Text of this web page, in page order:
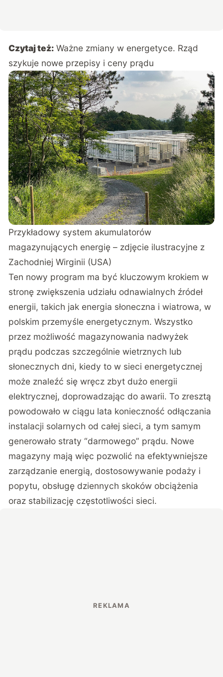
Czytaj też: Ważne zmiany w energetyce. Rząd
szykuje nowe przepisy i ceny prądu
Przykładowy system akumulatorów
magazynujących energię – zdjęcie ilustracyjne z
Zachodniej Wirginii (USA)
Ten nowy program ma być kluczowym krokiem w
stronę zwiększenia udziału odnawialnych źródeł
energii, takich jak energia słoneczna i wiatrowa, w
polskim przemyśle energetycznym. Wszystko
przez możliwość magazynowania nadwyżek
prądu podczas szczególnie wietrznych lub
słonecznych dni, kiedy to w sieci energetycznej
może znaleźć się wręcz zbyt dużo energii
elektrycznej, doprowadzając do awarii. To zresztą
powodowało w ciągu lata konieczność odłączania
instalacji solarnych od całej sieci, a tym samym
generowało straty “darmowego” prądu. Nowe
magazyny mają więc pozwolić na efektywniejsze
zarządzanie energią, dostosowywanie podaży i
popytu, obsługę dziennych skoków obciążenia
oraz stabilizację częstotliwości sieci.